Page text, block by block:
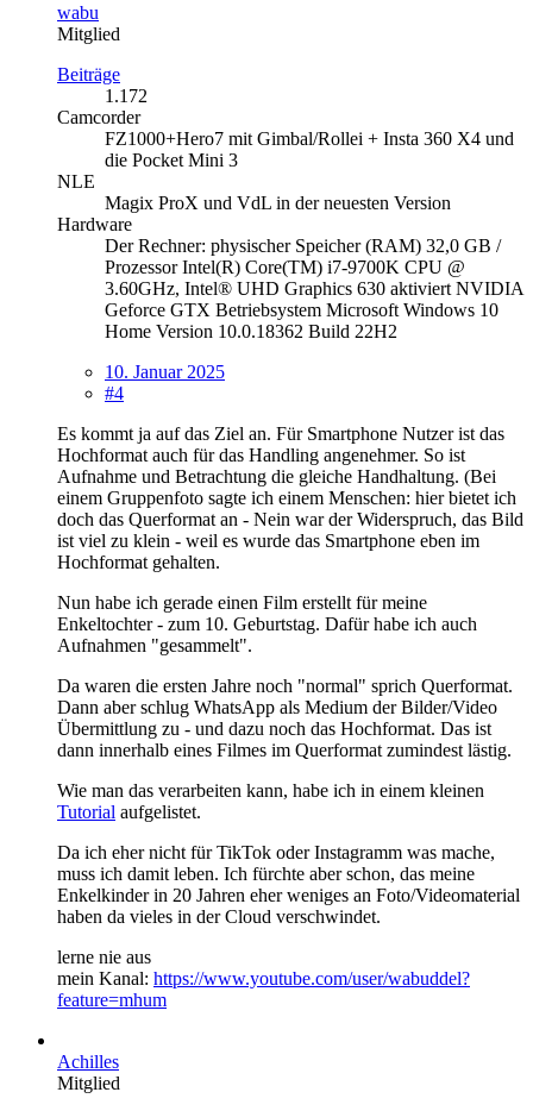
wabu
Mitglied
Beiträge
1.172
Camcorder
FZ1000+Hero7 mit Gimbal/Rollei + Insta 360 X4 und
die Pocket Mini 3
NLE
Magix ProX und VdL in der neuesten Version
Hardware
Der Rechner: physischer Speicher (RAM) 32,0 GB /
Prozessor Intel(R) Core(TM) i7-9700K CPU @
3.60GHz, Intel® UHD Graphics 630 aktiviert NVIDIA
Geforce GTX Betriebsystem Microsoft Windows 10
Home Version 10.0.18362 Build 22H2
10. Januar 2025
#4
Es kommt ja auf das Ziel an. Für Smartphone Nutzer ist das
Hochformat auch für das Handling angenehmer. So ist
Aufnahme und Betrachtung die gleiche Handhaltung. (Bei
einem Gruppenfoto sagte ich einem Menschen: hier bietet ich
doch das Querformat an - Nein war der Widerspruch, das Bild
ist viel zu klein - weil es wurde das Smartphone eben im
Hochformat gehalten.
Nun habe ich gerade einen Film erstellt für meine
Enkeltochter - zum 10. Geburtstag. Dafür habe ich auch
Aufnahmen "gesammelt".
Da waren die ersten Jahre noch "normal" sprich Querformat.
Dann aber schlug WhatsApp als Medium der Bilder/Video
Übermittlung zu - und dazu noch das Hochformat. Das ist
dann innerhalb eines Filmes im Querformat zumindest lästig.
Wie man das verarbeiten kann, habe ich in einem kleinen
Tutorial aufgelistet.
Da ich eher nicht für TikTok oder Instagramm was mache,
muss ich damit leben. Ich fürchte aber schon, das meine
Enkelkinder in 20 Jahren eher weniges an Foto/Videomaterial
haben da vieles in der Cloud verschwindet.
lerne nie aus
mein Kanal: https://www.youtube.com/user/wabuddel?
feature=mhum
Achilles
Mitglied